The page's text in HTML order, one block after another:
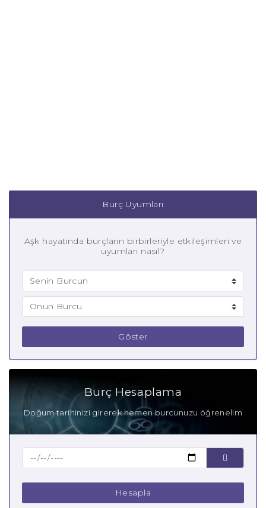
Burç Uyumları
Aşk hayatında burçların birbirleriyle etkileşimleri ve
uyumları nasıl?
Göster
Burç Hesaplama
Doğum tarihinizi girerek hemen burcunuzu öğrenelim
Hesapla